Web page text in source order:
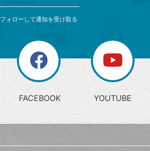
フォローして通知を受け取る
FACEBOOK YOUTUBE